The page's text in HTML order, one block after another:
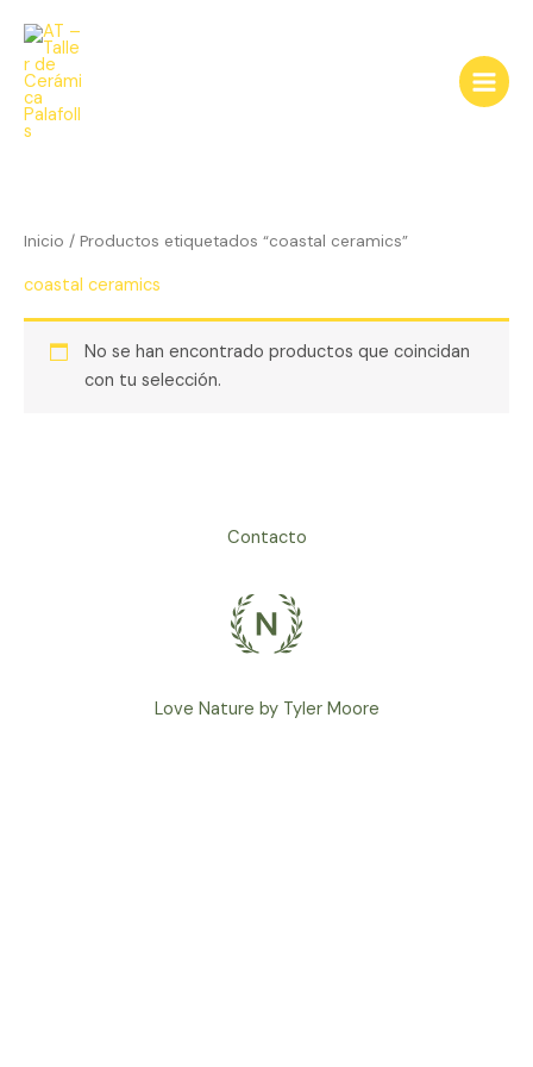
contenido
Inicio / Productos etiquetados “coastal ceramics”
coastal ceramics
No se han encontrado productos que coincidan
con tu selección.
Contacto
Love Nature by Tyler Moore